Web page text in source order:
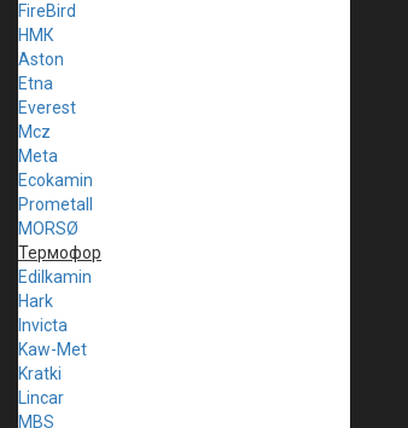
FireBird
НМК
Aston
Etna
Everest
Mcz
Meta
Ecokamin
Prometall
MORSØ
Термофор
Edilkamin
Hark
Invicta
Kaw-Met
Kratki
Lincar
MBS